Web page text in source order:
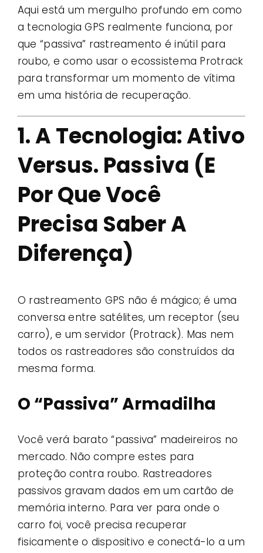
Aqui está um mergulho profundo em como
a tecnologia GPS realmente funciona, por
que “passiva” rastreamento é inútil para
roubo, e como usar o ecossistema Protrack
para transformar um momento de vítima
em uma história de recuperação.
1. A Tecnologia: Ativo
Versus. Passiva (E
Por Que Você
Precisa Saber A
Diferença)
O rastreamento GPS não é mágico; é uma
conversa entre satélites, um receptor (seu
carro), e um servidor (Protrack). Mas nem
todos os rastreadores são construídos da
mesma forma.
O “Passiva” Armadilha
Você verá barato “passiva” madeireiros no
mercado. Não compre estes para
proteção contra roubo. Rastreadores
passivos gravam dados em um cartão de
memória interno. Para ver para onde o
carro foi, você precisa recuperar
fisicamente o dispositivo e conectá-lo a um